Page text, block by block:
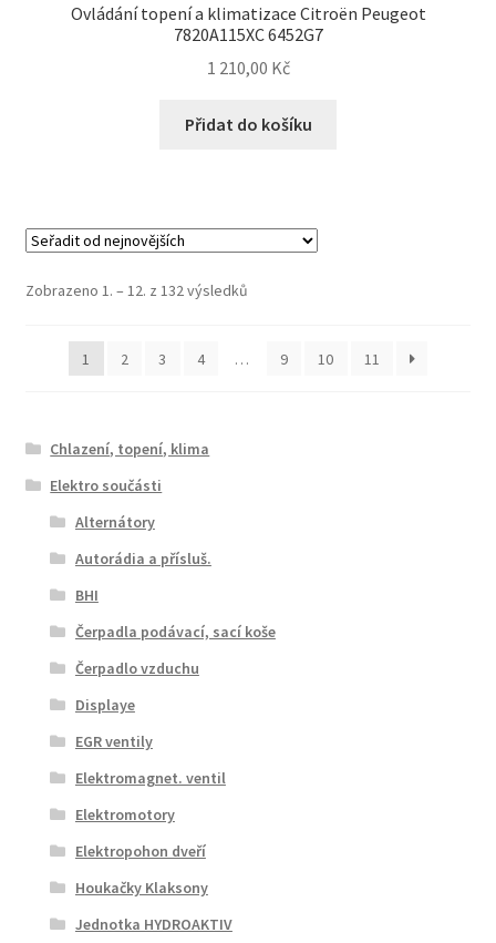
Ovládání topení a klimatizace Citroën Peugeot
7820A115XC 6452G7
1 210,00 Kč
Přidat do košíku
Zobrazeno 1. – 12. z 132 výsledkůSeřazeno
1
2 3 4 … 9 10 11
Chlazení, topení, klima
Elektro součásti
Alternátory
Autorádia a přísluš.
BHI
Čerpadla podávací, sací koše
Čerpadlo vzduchu
Displaye
EGR ventily
Elektromagnet. ventil
Elektromotory
Elektropohon dveří
Houkačky Klaksony
Jednotka HYDROAKTIV